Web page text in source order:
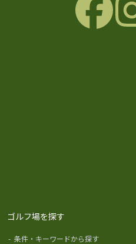
ゴルフ場を探す
- 条件・キーワードから探す